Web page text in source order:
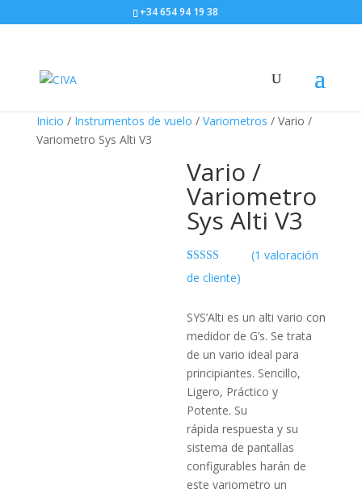
+34 654 94 19 38
Inicio / Instrumentos de vuelo / Variometros / Vario /
Variometro Sys Alti V3
Vario /
Variometro
Sys Alti V3
Valorado
con4.00
1
valoración
de un
cliente
(1 valoración
de cliente)
SYS’Alti es un alti vario con
medidor de G’s. Se trata
de un vario ideal para
principiantes. Sencillo,
Ligero, Práctico y
Potente. Su
rápida respuesta y su
sistema de pantallas
configurables harán de
este variometro un